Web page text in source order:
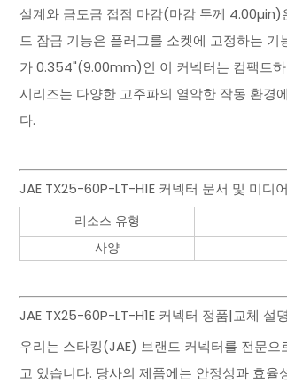
설계와 금도금 접점 마감(마감 두께 4.00µin)
드 잠금 기능은 플러그를 소켓에 고정하는
가 0.354"(9.00mm)인 이 커넥터는 컴팩트
시리즈는 다양한 고주파의 열악한 작동 환경
다.
JAE TX25-60P-LT-H1E 커넥터 문서 및 미디
리소스 유형
사양
JAE TX25-60P-LT-H1E 커넥터 정품|교체 설
우리는 스타킹(JAE) 브랜드 커넥터를 전문
고 있습니다. 당사의 제품에는 안정성과 효